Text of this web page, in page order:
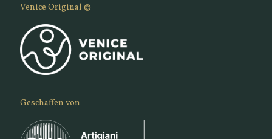
Venice Original ©
Geschaffen von